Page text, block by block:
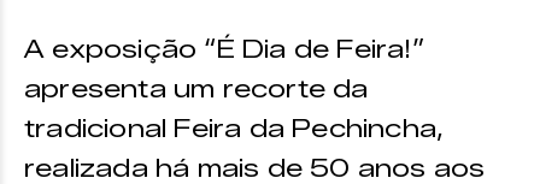
A exposição “É Dia de Feira!”
apresenta um recorte da
tradicional Feira da Pechincha,
realizada há mais de 50 anos aos